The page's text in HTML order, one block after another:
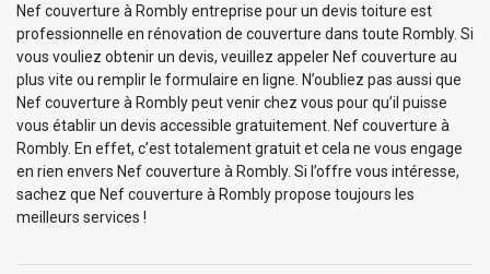
Nef couverture à Rombly entreprise pour un devis toiture est
professionnelle en rénovation de couverture dans toute Rombly. Si
vous vouliez obtenir un devis, veuillez appeler Nef couverture au
plus vite ou remplir le formulaire en ligne. N’oubliez pas aussi que
Nef couverture à Rombly peut venir chez vous pour qu’il puisse
vous établir un devis accessible gratuitement. Nef couverture à
Rombly. En effet, c’est totalement gratuit et cela ne vous engage
en rien envers Nef couverture à Rombly. Si l’offre vous intéresse,
sachez que Nef couverture à Rombly propose toujours les
meilleurs services !